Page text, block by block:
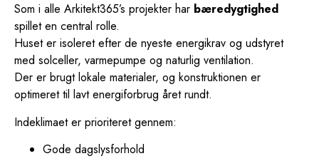
Som i alle Arkitekt365’s projekter har bæredygtighed
spillet en central rolle.
Huset er isoleret efter de nyeste energikrav og udstyret
med solceller, varmepumpe og naturlig ventilation.
Der er brugt lokale materialer, og konstruktionen er
optimeret til lavt energiforbrug året rundt.
Indeklimaet er prioriteret gennem:
Gode dagslysforhold